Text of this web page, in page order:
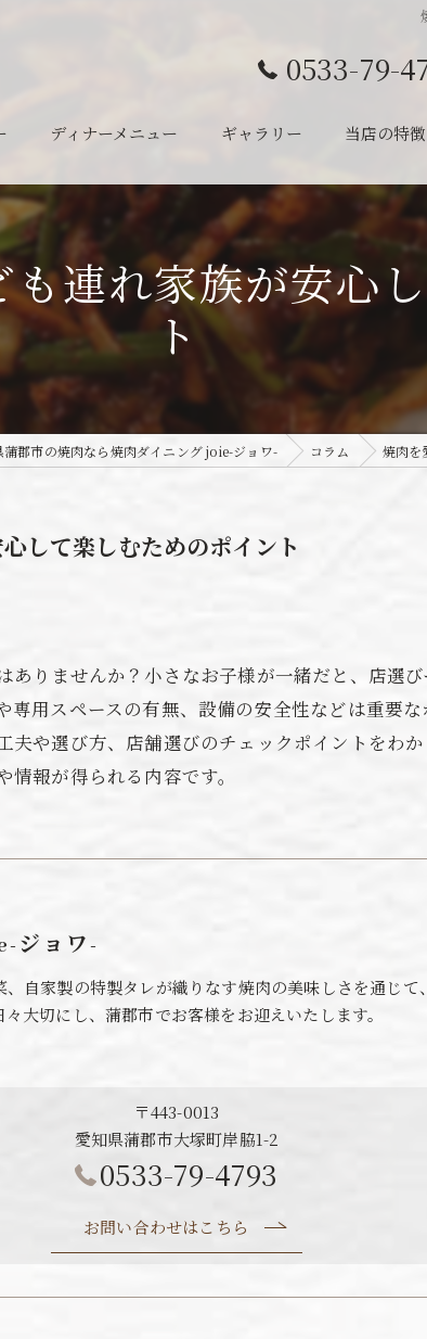
0533-79-
ディナーメニュー ギャラリー 当店の特徴
ディナー
半個室
一人
連れ家族が安心
ト
蒲郡市の焼肉なら焼肉ダイニング joie-ジョワ- コラム 焼肉を
して楽しむためのポイント
りませんか？小さなお子様が一緒だと、店選
用スペースの有無、設備の安全性などは重要
や選び方、店舗選びのチェックポイントをわ
報が得られる内容です。
ジョワ-
自家製の特製タレが織りなす焼肉の美味しさを通じ
大切にし、蒲郡市でお客様をお迎えいたします。
〒443-0013
愛知県蒲郡市大塚町岸脇1-2
0533-79-4793
お問い合わせはこちら